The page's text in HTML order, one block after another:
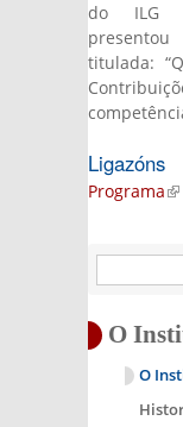
do ILG
titulada:
Ligazóns
Programa
O
O